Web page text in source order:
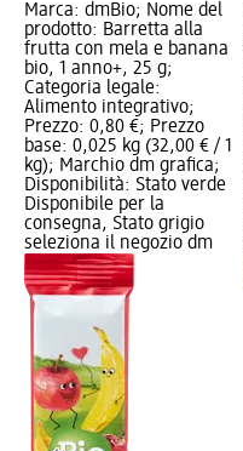
Marca: dmBio; Nome del
prodotto: Barretta alla
frutta con mela e banana
bio, 1 anno+, 25 g;
Categoria legale:
Alimento integrativo;
Prezzo: 0,80 €; Prezzo
base: 0,025 kg (32,00 € / 1
kg); Marchio dm grafica;
Disponibilità: Stato verde
Disponibile per la
consegna, Stato grigio
seleziona il negozio dm